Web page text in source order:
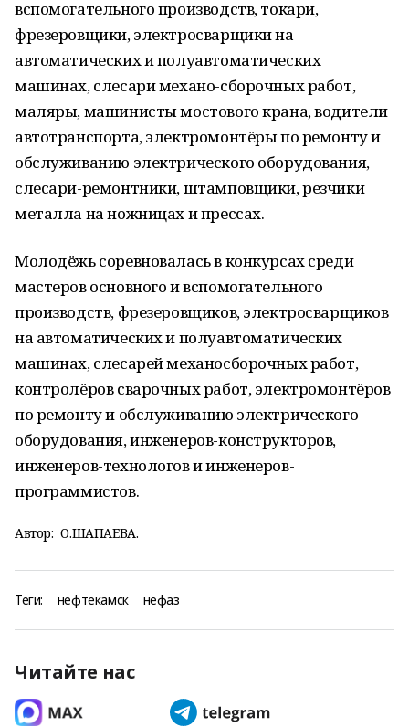
вспомогательного производств, токари,
фрезеровщики, электросварщики на
автоматических и полуавтоматических
машинах, слесари механо-сборочных работ,
маляры, машинисты мостового крана, водители
автотранспорта, электромонтёры по ремонту и
обслуживанию электрического оборудования,
слесари-ремонтники, штамповщики, резчики
металла на ножницах и прессах.
Молодёжь соревновалась в конкурсах среди
мастеров основного и вспомогательного
производств, фрезеровщиков, электросварщиков
на автоматических и полуавтоматических
машинах, слесарей механосборочных работ,
контролёров сварочных работ, электромонтёров
по ремонту и обслуживанию электрического
оборудования, инженеров-конструкторов,
инженеров-технологов и инженеров-
программистов.
Автор: О.ШАПАЕВА.
Теги: нефтекамск нефаз
Читайте нас